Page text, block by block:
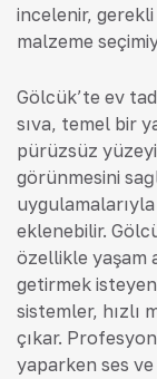
incelenir, gerekli
malzeme
Gölcük’te ev
sıva, temel bir
pürüzsüz
görünmesini
eklenebilir.
özellikle yaşam
getirmek
sistemler, hızlı
çıkar.
yaparken ses ve